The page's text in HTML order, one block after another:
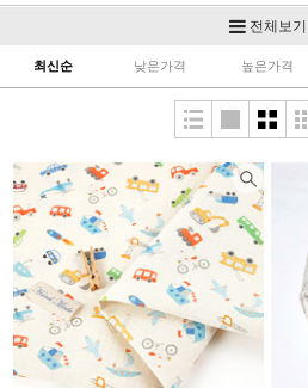
린넨패치
전체보기
최신순 낮은가격 높은가격